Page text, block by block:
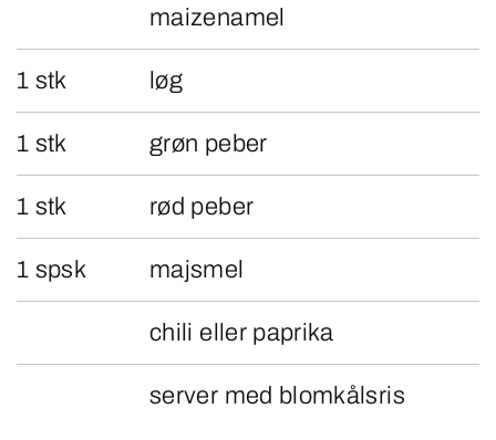
maizenamel
1 stk løg
1 stk grøn peber
1 stk rød peber
1 spsk majsmel
chili eller paprika
server med blomkålsris